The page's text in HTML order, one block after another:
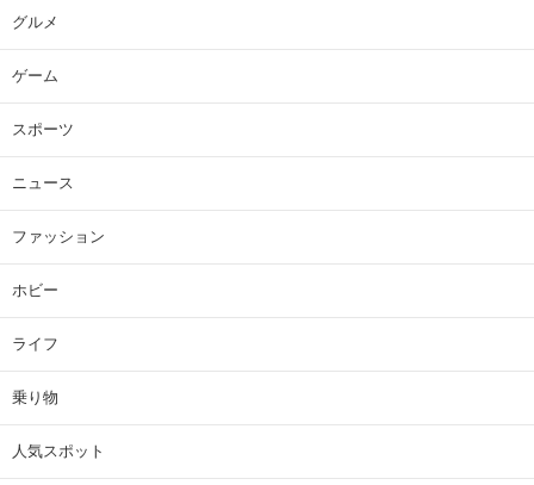
グルメ
ゲーム
スポーツ
ニュース
ファッション
ホビー
ライフ
乗り物
人気スポット